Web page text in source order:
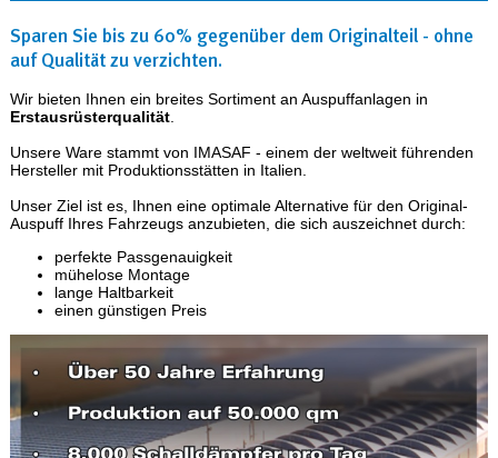
Sparen Sie bis zu 60% gegenüber dem Originalteil - ohne
auf Qualität zu verzichten.
Wir bieten Ihnen ein breites Sortiment an Auspuffanlagen in
Erstausrüsterqualität.
Unsere Ware stammt von IMASAF - einem der weltweit führenden
Hersteller mit Produktionsstätten in Italien.
Unser Ziel ist es, Ihnen eine optimale Alternative für den Original-
Auspuff Ihres Fahrzeugs anzubieten, die sich auszeichnet durch:
perfekte Passgenauigkeit
mühelose Montage
lange Haltbarkeit
einen günstigen Preis